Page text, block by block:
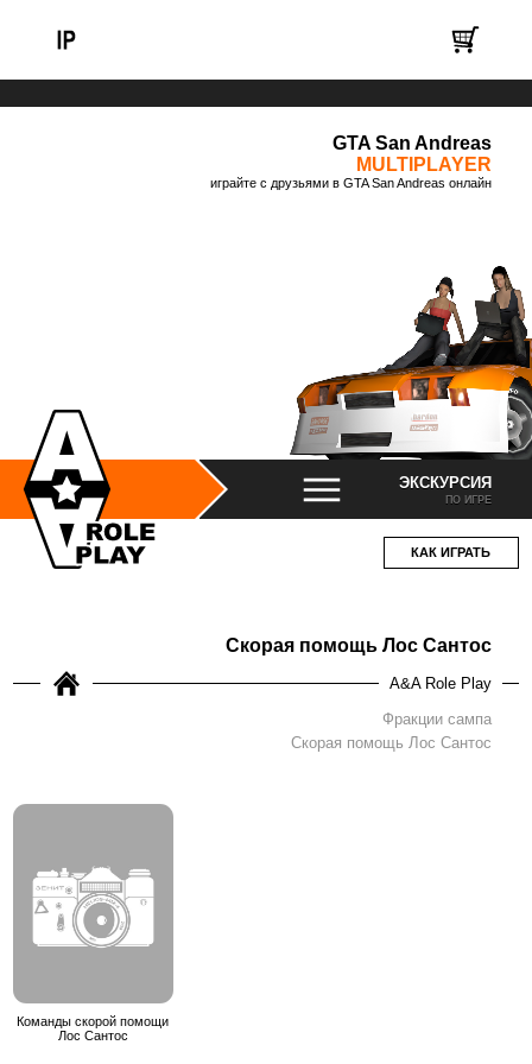
GTA San Andreas
MULTIPLAYER
играйте с друзьями в GTA San Andreas онлайн
ЭКСКУРСИЯ
ПО ИГРЕ
КАК ИГРАТЬ
Скорая помощь Лос Сантос
A&A Role Play
Фракции сампа
Скорая помощь Лос Сантос
Команды скорой помощи
Лос Сантос